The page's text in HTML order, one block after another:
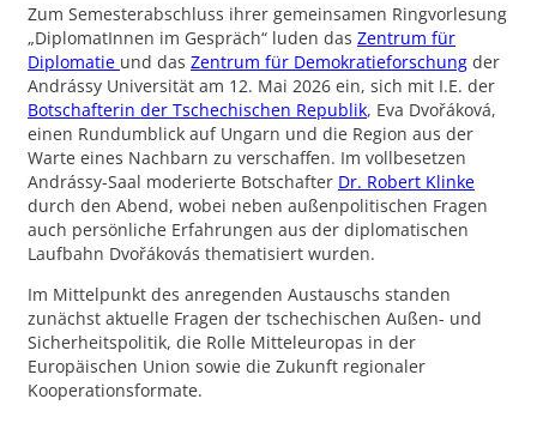
Zum Semesterabschluss ihrer gemeinsamen Ringvorlesung
„DiplomatInnen im Gespräch“ luden das Zentrum für
Diplomatie und das Zentrum für Demokratieforschung der
Andrássy Universität am 12. Mai 2026 ein, sich mit I.E. der
Botschafterin der Tschechischen Republik, Eva Dvořáková,
einen Rundumblick auf Ungarn und die Region aus der
Warte eines Nachbarn zu verschaffen. Im vollbesetzen
Andrássy-Saal moderierte Botschafter Dr. Robert Klinke
durch den Abend, wobei neben außenpolitischen Fragen
auch persönliche Erfahrungen aus der diplomatischen
Laufbahn Dvořákovás thematisiert wurden.
Im Mittelpunkt des anregenden Austauschs standen
zunächst aktuelle Fragen der tschechischen Außen- und
Sicherheitspolitik, die Rolle Mitteleuropas in der
Europäischen Union sowie die Zukunft regionaler
Kooperationsformate.